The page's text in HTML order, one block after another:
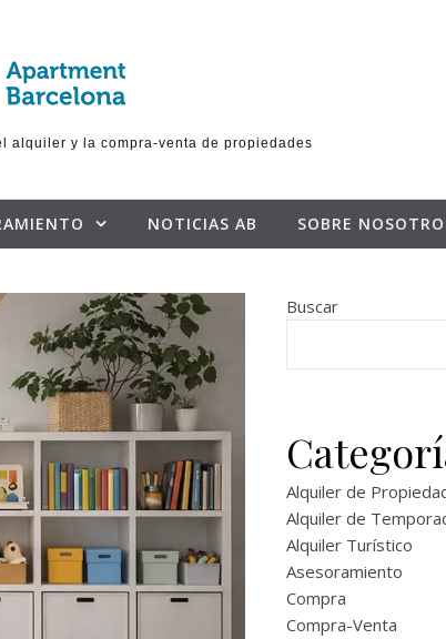
alquiler y la compra-venta de propiedades
NOTICIAS AB SOBRE
Buscar
Alquiler de
Alquiler de
Alquiler Turístico
Asesoramiento
Compra
Compra-Venta